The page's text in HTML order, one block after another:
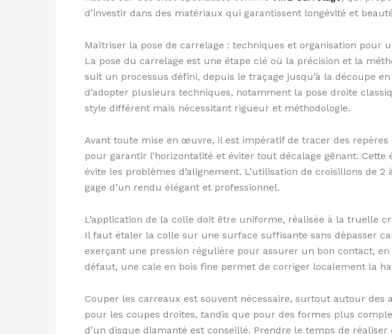
d’investir dans des matériaux qui garantissent longévité et
Maîtriser la pose de carrelage : techniques et organisation pour
La pose du carrelage est une étape clé où la précision et la
suit un processus défini, depuis le traçage jusqu’à la découpe
d’adopter plusieurs techniques, notamment la pose droite
style différent mais nécessitant rigueur et méthodologie.
Avant toute mise en œuvre, il est impératif de tracer des
pour garantir l’horizontalité et éviter tout décalage gênant.
évite les problèmes d’alignement. L’utilisation de croisillons de
gage d’un rendu élégant et professionnel.
L’application de la colle doit être uniforme, réalisée à la truelle
Il faut étaler la colle sur une surface suffisante sans dépasser
exerçant une pression régulière pour assurer un bon contact,
défaut, une cale en bois fine permet de corriger localement la
Couper les carreaux est souvent nécessaire, surtout autour des
pour les coupes droites, tandis que pour des formes plus
d’un disque diamanté est conseillé. Prendre le temps de